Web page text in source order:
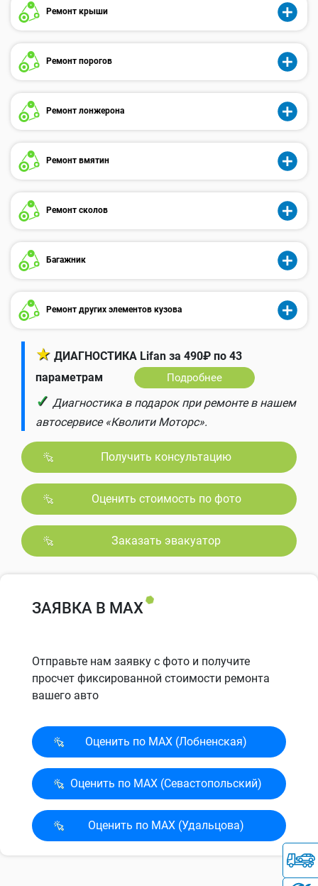
Ремонт крыши
Ремонт порогов
Ремонт лонжерона
Ремонт вмятин
Ремонт сколов
Багажник
Ремонт других элементов кузова
★ ДИАГНОСТИКА Lifan за 490₽ по 43
параметрам
Подробнее
✓ Диагностика в подарок при ремонте в нашем
автосервисе «Кволити Моторс».
Получить консультацию
Оценить стоимость по фото
Заказать эвакуатор
ЗАЯВКА В MAX
Отправьте нам заявку с фото и получите
просчет фиксированной стоимости ремонта
вашего авто
Оценить по MAX (Лобненская)
Оценить по MAX (Севасто­польский)
Оценить по MAX (Удальцова)